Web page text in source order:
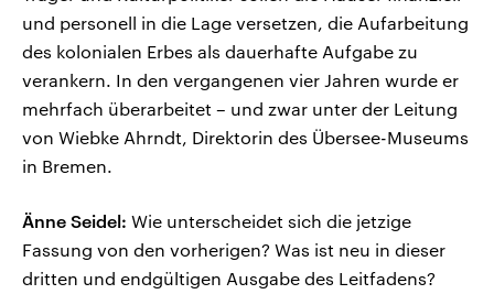
und personell in die Lage versetzen, die Aufarbeitung
des kolonialen Erbes als dauerhafte Aufgabe zu
verankern. In den vergangenen vier Jahren wurde er
mehrfach überarbeitet – und zwar unter der Leitung
von Wiebke Ahrndt, Direktorin des Übersee-Museums
in Bremen.
Änne Seidel: Wie unterscheidet sich die jetzige
Fassung von den vorherigen? Was ist neu in dieser
dritten und endgültigen Ausgabe des Leitfadens?